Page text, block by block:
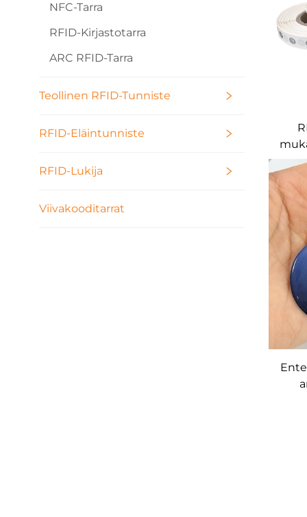
NFC-Tarra
RFID-Kirjastotarra
ARC RFID-Tarra
Teollinen RFID-Tunniste
RFID-Eläintunniste
RFID-Lukija
Viivakooditarrat